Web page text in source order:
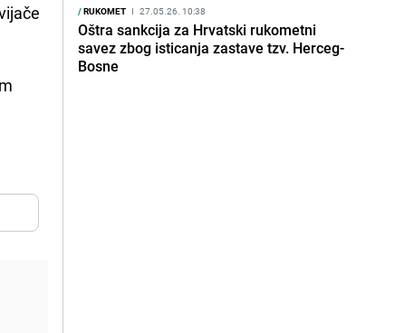
/RUKOMET I 27.05.26. 10:38
Oštra sankcija za Hrvatski rukometni
savez zbog isticanja zastave tzv. Herceg-
Bosne